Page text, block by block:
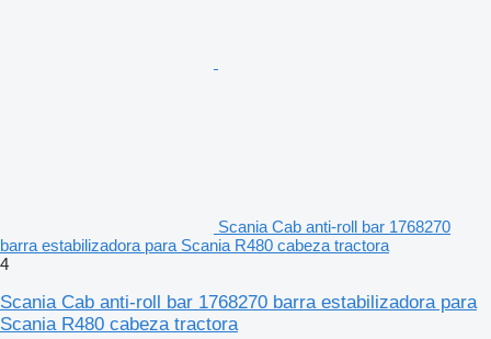
Scania Cab anti-roll bar 1768270
barra estabilizadora para Scania R480 cabeza tractora
4
Scania Cab anti-roll bar 1768270 barra estabilizadora para
Scania R480 cabeza tractora